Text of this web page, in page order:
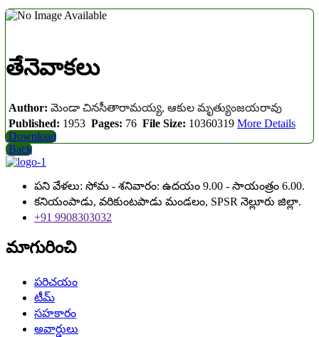
తేనెవాకలు
Author: మెండా చినసీతారామయ్య, ఆకుల మృత్యుంజయరావు
Published: 1953 Pages: 76 File Size: 10360319 More Details
Download
Back
పని వేళలు: సోమ - శనివారం: ఉదయం 9.00 - సాయంత్రం 6.00.
కనియంపాడు, వరికుంటపాడు మండలం, SPSR నెల్లూరు జిల్లా.
+91 9908303032
మాగురించి
పరిచయం
టీమ్
సహకారం
అవార్డులు